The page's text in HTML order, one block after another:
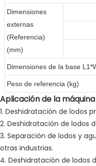
Dimensiones
externas
(Referencia)
(mm)
Dimensiones de la base
Peso de referencia (kg)
Aplicación de la
1. Deshidratación de lodos
2. Deshidratación de lodos
3. Separación de lodos y
otras industrias.
4. Deshidratación de lodos